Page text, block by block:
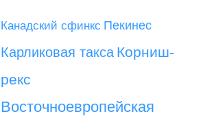
Канадский сфинкс Пекинес
Карликовая такса Корниш-
рекс
Восточноевропейская